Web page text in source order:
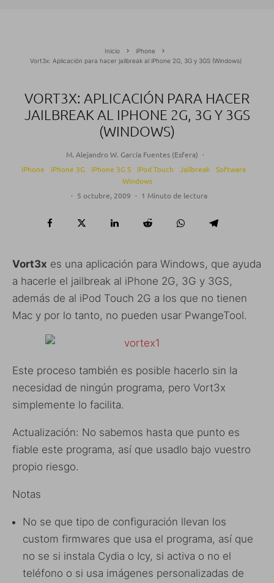
Inicio
iPhone
Vort3x: Aplicación para hacer jailbreak al iPhone 2G, 3G y 3GS (Windows)
VORT3X: APLICACIÓN PARA HACER
JAILBREAK AL IPHONE 2G, 3G Y 3GS
(WINDOWS)
M. Alejandro W. García Fuentes (Esfera) ·
iPhone
iPhone 3G iPhone 3G S iPod Touch Jailbreak
Software
Windows
· 5 octubre, 2009 · 1 Minuto de lectura
Vort3x es una aplicación para Windows, que ayuda
a hacerle el jailbreak al iPhone 2G, 3G y 3GS,
además de al iPod Touch 2G a los que no tienen
Mac y por lo tanto, no pueden usar PwangeTool.
Este proceso también es posible hacerlo sin la
necesidad de ningún programa, pero Vort3x
simplemente lo facilita.
Actualización: No sabemos hasta que punto es
fiable este programa, así que usadlo bajo vuestro
propio riesgo.
Notas
No se que tipo de configuración llevan los
custom firmwares que usa el programa, así que
no se si instala Cydia o Icy, si activa o no el
teléfono o si usa imágenes personalizadas de